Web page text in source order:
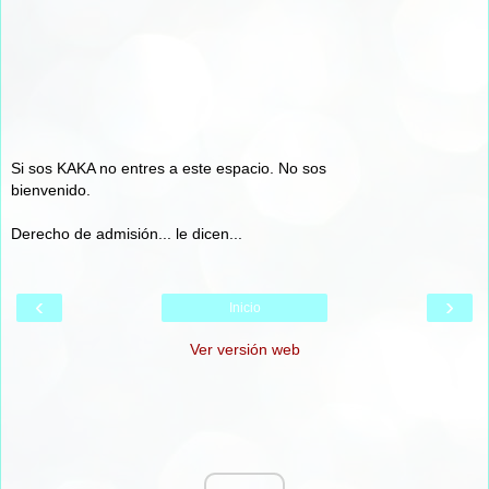
Si sos KAKA no entres a este espacio. No sos
bienvenido.
Derecho de admisión... le dicen...
‹ ›
Inicio
Ver versión web